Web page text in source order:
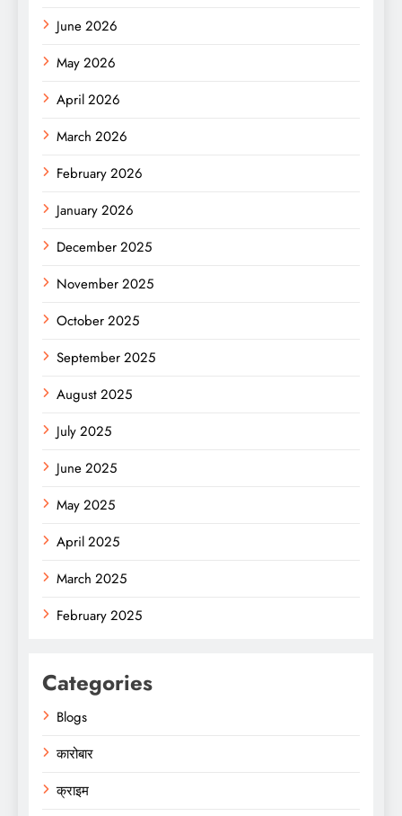
June 2026
May 2026
April 2026
March 2026
February 2026
January 2026
December 2025
November 2025
October 2025
September 2025
August 2025
July 2025
June 2025
May 2025
April 2025
March 2025
February 2025
Categories
Blogs
कारोबार
क्राइम